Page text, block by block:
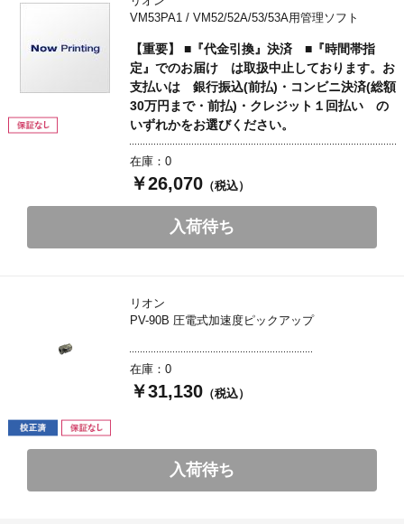
VM53PA1 / VM52/52A/53/53A用管理ソフト
【重要】 ■『代金引換』決済 ■『時間帯指
定』でのお届け は取扱中止しております。お
支払いは 銀行振込(前払)・コンビニ決済(総額
30万円まで・前払)・クレジット１回払い の
いずれかをお選びください。
在庫：0
￥26,070 （税込）
入荷待ち
リオン
PV-90B 圧電式加速度ピックアップ
在庫：0
￥31,130 （税込）
入荷待ち